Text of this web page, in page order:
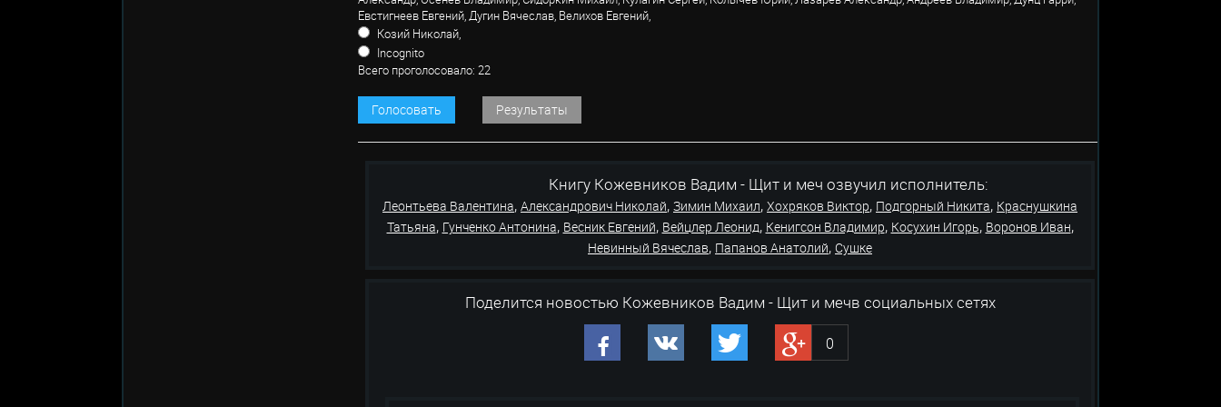
Евстигнеев Евгений, Дугин Вячеслав, Велихов Евгений,
Козий Николай,
Incognito
Всего проголосовало: 22
Голосовать Результаты
Книгу Кожевников Вадим - Щит и меч озвучил исполнитель:
Леонтьева Валентина, Александрович Николай, Зимин Михаил, Хохряков Виктор, Подгорный Никита, Краснушкина
Татьяна, Гунченко Антонина, Весник Евгений, Вейцлер Леонид, Кенигсон Владимир, Косухин Игорь, Воронов Иван,
Невинный Вячеслав, Папанов Анатолий, Сушке
Поделится новостью Кожевников Вадим - Щит и мечв социальных сетях
0